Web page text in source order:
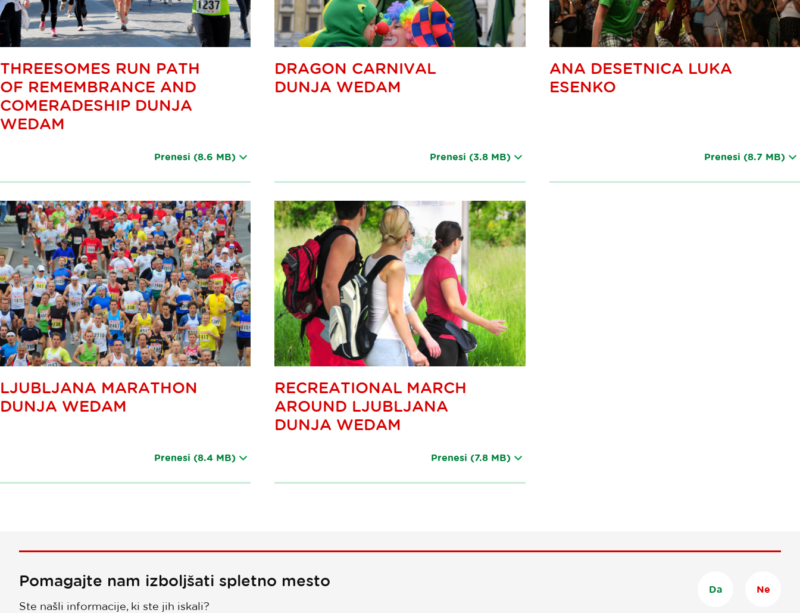
THREESOMES RUN PATH
OF REMEMBRANCE AND
COMERADESHIP DUNJA
WEDAM
Prenesi (8.6 MB)
DRAGON CARNIVAL
DUNJA WEDAM
Prenesi (3.8 MB)
ANA DESETNICA LUKA
ESENKO
Prenesi (8.7 MB)
LJUBLJANA MARATHON
DUNJA WEDAM
Prenesi (8.4 MB)
RECREATIONAL MARCH
AROUND LJUBLJANA
DUNJA WEDAM
Prenesi (7.8 MB)
Pomagajte nam izboljšati spletno mesto
Ste našli informacije, ki ste jih iskali?
Da Ne